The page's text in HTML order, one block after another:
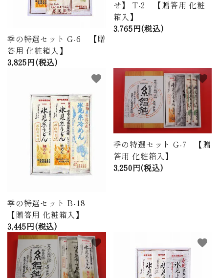
季の特選セット G-6 【贈
答用 化粧箱入】
3,825円(税込)
せ】 T-2 【贈答用 化粧
箱入】
3,765円(税込)
季の特選セット B-18
【贈答用 化粧箱入】
3,445円(税込)
favorite
季の特選セット G-7 【贈
答用 化粧箱入】
3,250円(税込)
favorite
favorite favorite